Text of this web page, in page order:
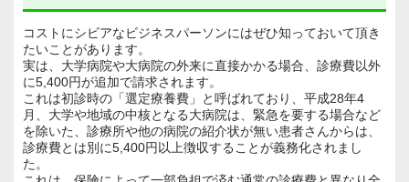
コストにシビアなビジネスパーソンにはぜひ知っておいて頂き
たいことがあります。
実は、大学病院や大病院の外来に直接かかる場合、診療費以外
に5,400円が追加で請求されます。
これは初診時の「選定療養費」と呼ばれており、平成28年4
月、大学や地域の中核となる大病院は、緊急を要する場合など
を除いた、診療所や他の病院の紹介状が無い患者さんからは、
診療費とは別に5,400円以上徴収することが義務化されまし
た。